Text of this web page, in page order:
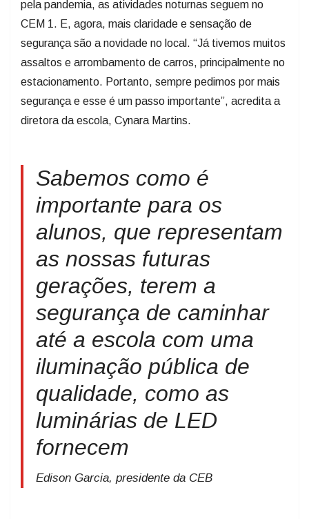
pela pandemia, as atividades noturnas seguem no
CEM 1. E, agora, mais claridade e sensação de
segurança são a novidade no local. “Já tivemos muitos
assaltos e arrombamento de carros, principalmente no
estacionamento. Portanto, sempre pedimos por mais
segurança e esse é um passo importante”, acredita a
diretora da escola, Cynara Martins.
Sabemos como é
importante para os
alunos, que representam
as nossas futuras
gerações, terem a
segurança de caminhar
até a escola com uma
iluminação pública de
qualidade, como as
luminárias de LED
fornecem
Edison Garcia, presidente da CEB